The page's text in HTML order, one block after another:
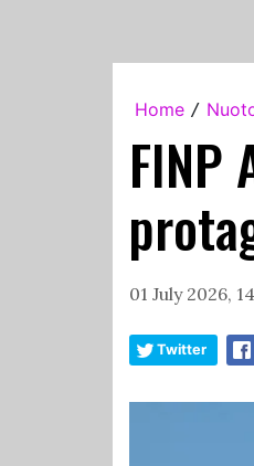
Home /
FINP
01 July 2026,
Twitter